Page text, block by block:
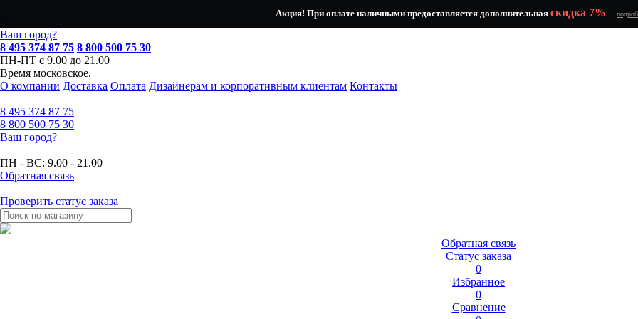
Акция! При оплате наличными предоставляется дополнительная скидка 7%
Ваш город?
8 495 374 87 75 8 800 500 75 30
ПН-ПТ с 9.00 до 21.00
Время московское.
О компании Доставка Оплата Дизайнерам и корпоративным клиентам Контакты
8 495 374 87 75
8 800 500 75 30
Ваш город?
ПН - ВС: 9.00 - 21.00
Обратная связь
Проверить статус заказа
Обратная связь
Статус заказа
0
Избранное
0
Сравнение